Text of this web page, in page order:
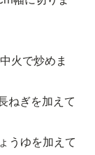
火で炒めま
ねぎを加えて
うゆを加えて